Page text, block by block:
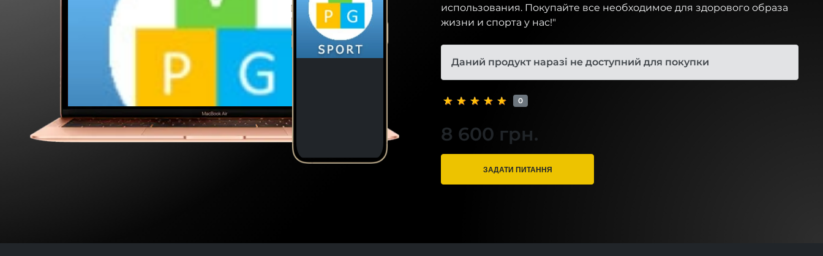
использования. Покупайте все необходимое для здорового образа
жизни и спорта у нас!"
Даний продукт наразі не доступний для покупки
0
8 600 грн.
ЗАДАТИ ПИТАННЯ